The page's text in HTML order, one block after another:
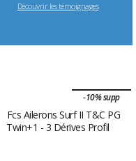
Découvrir les témoignages
-10% supp